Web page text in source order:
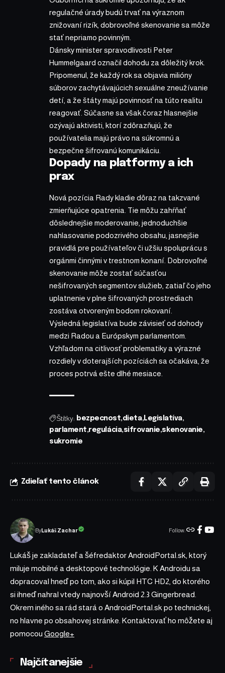
regulačné úrady budú trvať na výraznom
znižovaní rizík, dobrovoľné skenovanie sa môže
stať nepriamo povinným.
Dánsky minister spravodlivosti Peter
Hummelgaard označil dohodu za dôležitý krok.
Pripomenul, že každý rok sa objavia milióny
súborov zachytávajúcich sexuálne zneužívanie
detí, a že štáty majú povinnosť na túto realitu
reagovať. Súčasne sa však čoraz hlasnejšie
ozývajú aktivisti, ktorí zdôrazňujú, že
používatelia majú právo na súkromnú a
bezpečne šifrovanú komunikáciu.
Dopady na platformy a ich
prax
Nová pozícia Rady kladie dôraz na takzvané
zmierňujúce opatrenia. Tie môžu zahŕňať
dôslednejšie moderovanie, jednoduchšie
nahlasovanie podozrivého obsahu, jasnejšie
pravidlá pre používateľov či užšiu spoluprácu s
orgánmi činnými v trestnom konaní. Dobrovoľné
skenovanie môže zostať súčasťou
nešifrovaných segmentov služieb, zatiaľ čo jeho
uplatnenie v plne šifrovaných prostrediach
zostáva otvoreným bodom rokovaní.
Výsledná legislatíva bude závisieť od dohody
medzi Radou a Európskym parlamentom.
Vzhľadom na citlivosť problematiky a výrazné
rozdiely v doterajších pozíciách sa očakáva, že
proces potrvá ešte dlhé mesiace.
Štítky: bezpecnost dieta Legislatíva
parlament regulácia sifrovanie skenovanie
sukromie
Zdieľať tento článok
ByLukáš Zachar Follow:
Lukáš je zakladateľ a šéfredaktor AndroidPortal.sk, ktorý
miluje mobilné a desktopové technológie. K Androidu sa
dopracoval hneď po tom, ako si kúpil HTC HD2, do ktorého
si ihneď nahral vtedy najnovší Android 2.3 Gingerbread.
Okrem iného sa rád stará o AndroidPortal.sk po technickej,
no hlavne po obsahovej stránke. Kontaktovať ho môžete aj
pomocou Google+
Najčítanejšie